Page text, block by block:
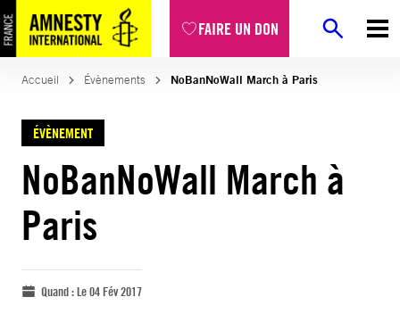
FAIRE UN DON
Accueil Évènements NoBanNoWall March à Paris
ÉVÈNEMENT
NoBanNoWall March à
Paris
Quand :Le 04 Fév 2017